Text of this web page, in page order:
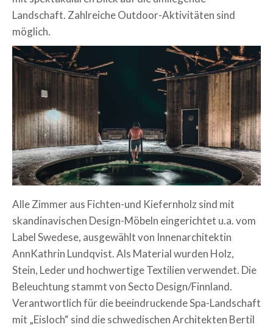
Landschaft. Zahlreiche Outdoor-Aktivitäten sind
möglich.
Alle Zimmer aus Fichten-und Kiefernholz sind mit
skandinavischen Design-Möbeln eingerichtet u.a. vom
Label Swedese, ausgewählt von Innenarchitektin
AnnKathrin Lundqvist. Als Material wurden Holz,
Stein, Leder und hochwertige Textilien verwendet. Die
Beleuchtung stammt von Secto Design/Finnland.
Verantwortlich für die beeindruckende Spa-Landschaft
mit „Eisloch“ sind die schwedischen Architekten Bertil